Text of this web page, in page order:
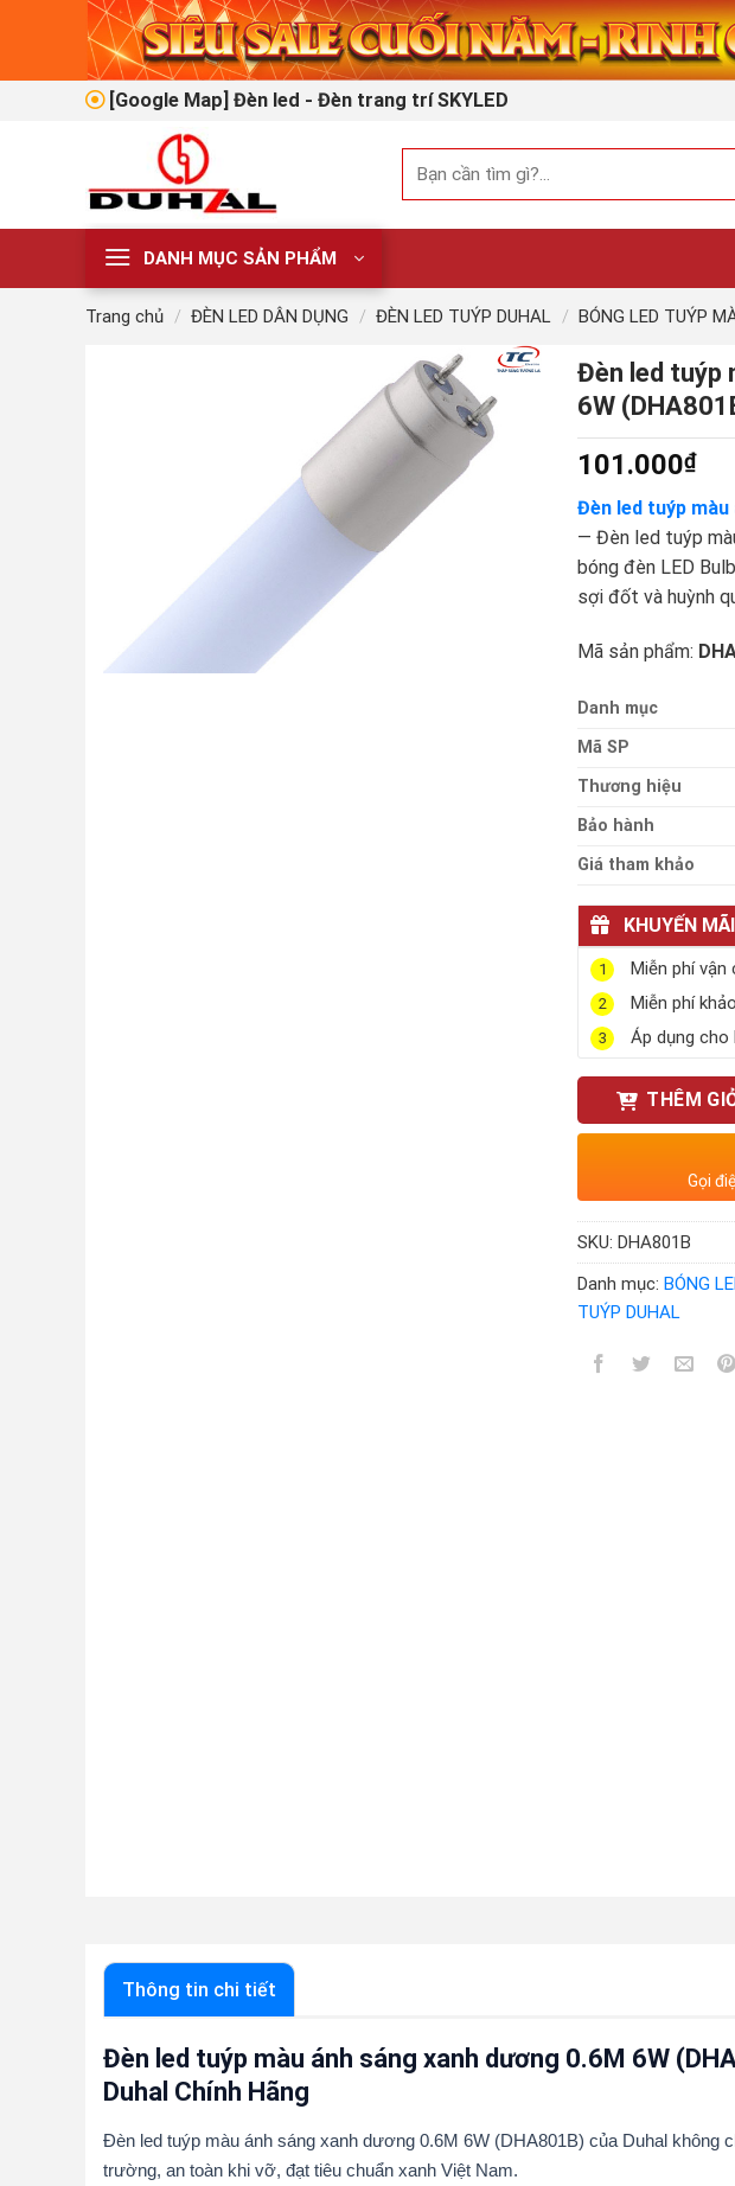
[Google Map] Đèn led - Đèn trang trí SKYLED
kiếm:
DANH MỤC SẢN PHẨM
Trang chủ / ĐÈN LED DÂN DỤNG / ĐÈN LED TUÝP DUHAL / BÓNG LED TUÝP
Đèn led tuýp
6W
101.000₫
Đèn led tuýp màu
— Đèn led tuýp
bóng đèn LED
sợi đốt và huỳnh
Mã sản phẩm:
Danh mục
Mã SP
Thương hiệu
Bảo hành
Giá tham khảo
KHUYẾN
1 Miễn phí vận
2 Miễn phí
3 Áp dụng
THÊM
Gọi
SKU: DHA801B
Danh mục: BÓNG
TUÝP DUHAL
Thông tin chi tiết
Đèn led tuýp màu ánh sáng xanh dương 0.6M 6W
Duhal Chính Hãng
Đèn led tuýp màu ánh sáng xanh dương 0.6M 6W (DHA801B) của Duhal không
trường, an toàn khi vỡ, đạt tiêu chuẩn xanh Việt Nam.